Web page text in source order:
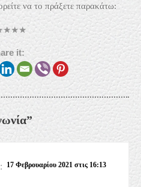
να το πράξετε παρακάτω:
★★★
it:
17 Φεβρουαρίου 2021 στις 16:13